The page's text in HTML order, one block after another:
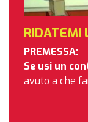
RIDATEMI
PREMESSA:
Se usi un
avuto a che